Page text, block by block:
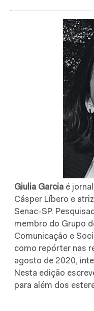
Giulia Garcia é
Cásper Líbero e
Senac-SP.
membro do Grupo
Comunicação e
como repórter nas
agosto de 2020,
Nesta edição
para além dos